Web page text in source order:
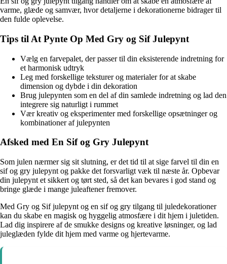
varme, glæde og samvær, hvor detaljerne i dekorationerne bidrager til
den fulde oplevelse.
Tips til At Pynte Op Med Gry og Sif Julepynt
Vælg en farvepalet, der passer til din eksisterende indretning for
et harmonisk udtryk
Leg med forskellige teksturer og materialer for at skabe
dimension og dybde i din dekoration
Brug julepynten som en del af din samlede indretning og lad den
integrere sig naturligt i rummet
Vær kreativ og eksperimenter med forskellige opsætninger og
kombinationer af julepynten
Afsked med En Sif og Gry Julepynt
Som julen nærmer sig sit slutning, er det tid til at sige farvel til din en
sif og gry julepynt og pakke det forsvarligt væk til næste år. Opbevar
din julepynt et sikkert og tørt sted, så det kan bevares i god stand og
bringe glæde i mange juleaftener fremover.
Med Gry og Sif julepynt og en sif og gry tilgang til juledekorationer
kan du skabe en magisk og hyggelig atmosfære i dit hjem i juletiden.
Lad dig inspirere af de smukke designs og kreative løsninger, og lad
juleglæden fylde dit hjem med varme og hjertevarme.